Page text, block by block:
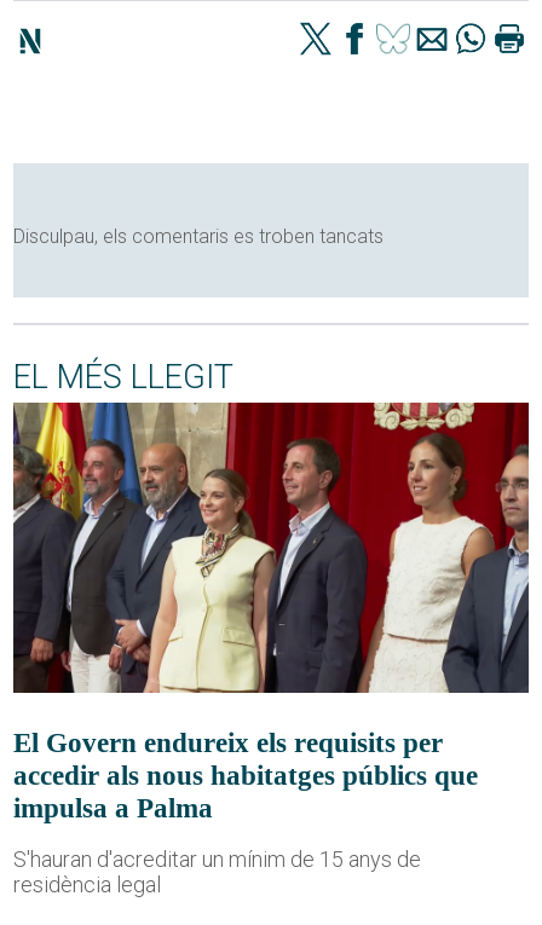
Disculpau, els comentaris es troben tancats
EL MÉS LLEGIT
El Govern endureix els requisits per
accedir als nous habitatges públics que
impulsa a Palma
S'hauran d'acreditar un mínim de 15 anys de
residència legal